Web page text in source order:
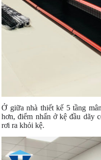
Ở giữa nhà thiết kế 5 tầng
hơn, điểm nhấn ở kệ đầu dãy
rơi ra khỏi kệ.